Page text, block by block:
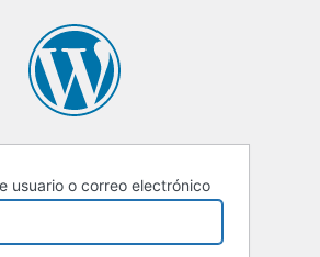
usuario o correo electrónico